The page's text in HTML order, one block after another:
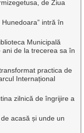
de Ziua
intră în
Municipală
ani de la trecerea sa în
practica de
Internațional
zilnică de îngrijire a
acasă și unde un